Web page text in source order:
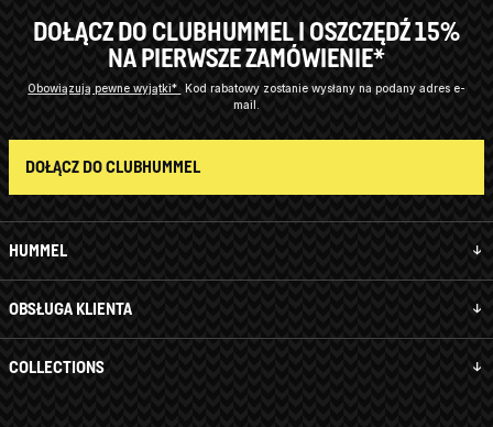
HUMMEL
OBSŁUGA KLIENTA
COLLECTIONS
DOŁĄCZ DO CLUBHUMMEL I OSZCZĘDŹ 15%
NA PIERWSZE ZAMÓWIENIE*
Obowiązują pewne wyjątki*
Kod rabatowy zostanie wysłany na podany adres e-
mail.
DOŁĄCZ DO CLUBHUMMEL